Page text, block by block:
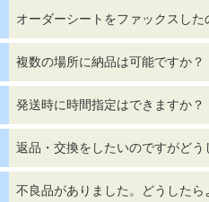
オーダーシートをファックスし
複数の場所に納品は可能ですか？
発送時に時間指定はできますか？
返品・交換をしたいのですがどう
不良品がありました。どうしたら